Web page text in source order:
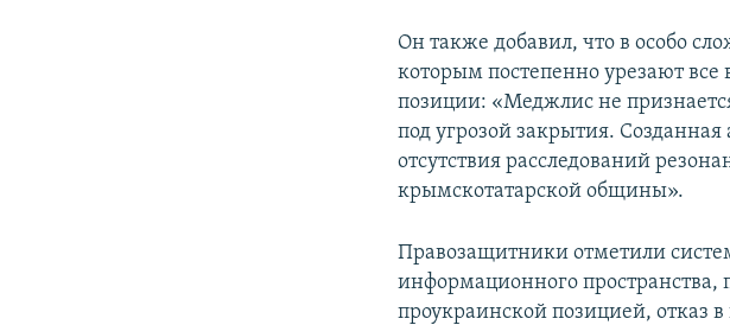
Он также добавил, что в особо
которым постепенно урезают
позиции: «Меджлис не
под угрозой закрытия. Созданная
отсутствия расследований
крымскотатарской общины».
Правозащитники отметили
информационного пространства,
проукраинской позицией, отказ